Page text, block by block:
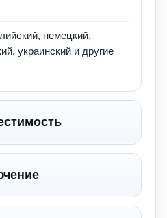
немецкий,
украинский и другие